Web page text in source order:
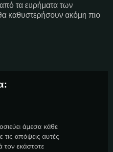
από τα ευρήματα των
καθυστερήσουν ακόμη πιο
άμεσα κάθε
τις απόψεις αυτές
τον εκάστοτε